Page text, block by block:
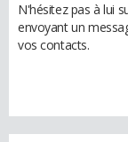
N'hésitez pas à lui
envoyant un
vos contacts.